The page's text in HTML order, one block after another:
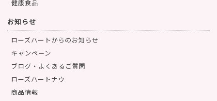
健康食品
お知らせ
ローズハートからのお知らせ
キャンペーン
ブログ・よくあるご質問
ローズハートナウ
商品情報